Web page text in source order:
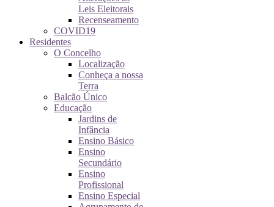
Leis Eleitorais
Recenseamento
COVID19
Residentes
O Concelho
Localização
Conheça a nossa
Terra
Balcão Único
Educação
Jardins de
Infância
Ensino Básico
Ensino
Secundário
Ensino
Profissional
Ensino Especial